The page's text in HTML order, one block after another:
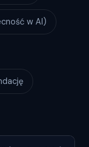
w AI)